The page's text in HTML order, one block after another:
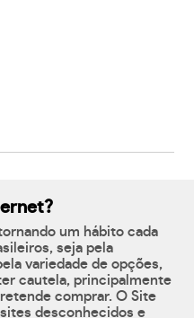
um hábito cada
seja pela
variedade de opções,
cautela, principalmente
comprar. O Site
desconhecidos e